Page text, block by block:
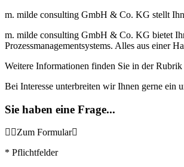
m. milde consulting GmbH & Co. KG stellt
m. milde consulting GmbH & Co. KG bietet
Prozessmanagementsystems. Alles aus einer
Weitere Informationen finden Sie in der Rubrik
Bei Interesse unterbreiten wir Ihnen gerne ein
Sie haben eine Frage...
Zum Formular
* Pflichtfelder